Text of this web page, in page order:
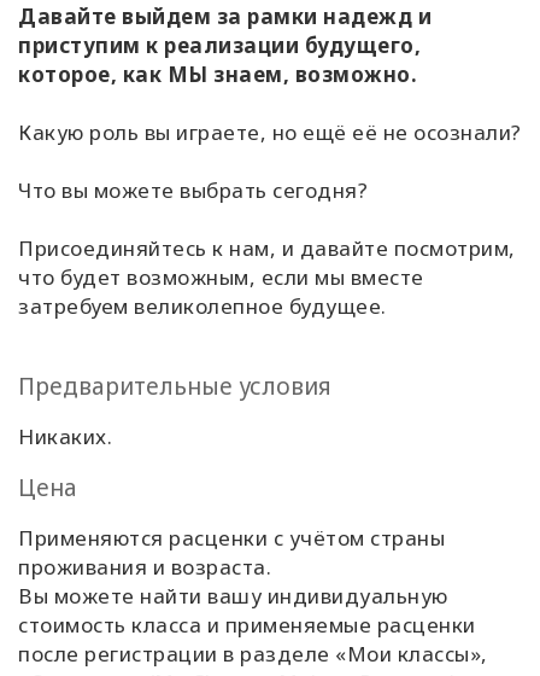
Давайте выйдем за рамки надежд и
приступим к реализации будущего,
которое, как МЫ знаем, возможно.
Какую роль вы играете, но ещё её не осознали?
Что вы можете выбрать сегодня?
Присоединяйтесь к нам, и давайте посмотрим,
что будет возможным, если мы вместе
затребуем великолепное будущее.
Предварительные условия
Никаких.
Цена
Применяются расценки с учётом страны
проживания и возраста.
Вы можете найти вашу индивидуальную
стоимость класса и применяемые расценки
после регистрации в разделе «Мои классы»,